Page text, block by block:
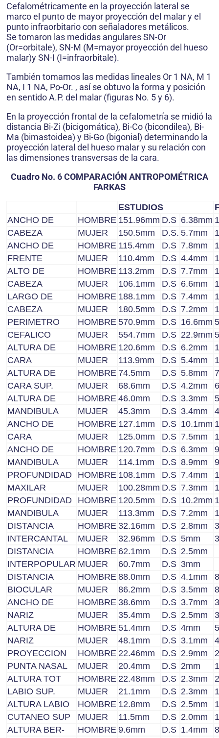
Cefalométricamente en la proyección lateral se
marco el punto de mayor proyección del malar y el
punto infraorbitario con señaladores metálicos.
Se tomaron las medidas angulares SN-Or
(Or=orbitale), SN-M (M=mayor proyección del hueso
malar)y SN-I (I=infraorbitale).
También tomamos las medidas lineales Or 1 NA, M 1
NA, I 1 NA, Po-Or. , así se obtuvo la forma y posición
en sentido A.P. del malar (figuras No. 5 y 6).
En la proyección frontal de la cefalometría se midió la
distancia Bi-Zi (bicigomática), Bi-Co (bicondilea), Bi-
Ma (bimastoidea) y Bi-Go (bigonial) determinando la
proyección lateral del hueso malar y su relación con
las dimensiones transversas de la cara.
Cuadro No. 6 COMPARACIÓN ANTROPOMÉTRICA
FARKAS
ESTUDIOS
ANCHO DE
HOMBRE 151.96mm D.S 6.38mm
CABEZA
MUJER 150.5mm D.S. 5.7mm
ANCHO DE
HOMBRE 115.4mm D.S 7.8mm
FRENTE
MUJER 110.4mm D.S 4.4mm
ALTO DE
HOMBRE 113.2mm D.S 7.7mm
CABEZA
MUJER 106.1mm D.S 6.6mm
LARGO DE
HOMBRE 188.1mm D.S 7.4mm
CABEZA
MUJER 180.5mm D.S 7.2mm
PERIMETRO
HOMBRE 570.9mm D.S 16.6mm
CEFALICO
MUJER 554.7mm D.S 22.9mm
ALTURA DE
HOMBRE 120.6mm D.S 6.2mm
CARA
MUJER 113.9mm D.S 5.4mm
ALTURA DE
HOMBRE 74.5mm D.S 5.8mm
CARA SUP.
MUJER 68.6mm D.S 4.2mm
ALTURA DE
HOMBRE 46.0mm D.S 3.3mm
MANDIBULA
MUJER 45.3mm D.S 3.4mm
ANCHO DE
HOMBRE 127.1mm D.S 10.1mm
CARA
MUJER 125.0mm D.S 7.5mm
ANCHO DE
HOMBRE 120.7mm D.S 6.3mm
MANDIBULA
MUJER 114.1mm D.S 8.9mm
PROFUNDIDAD
HOMBRE 108.1mm D.S 7.4mm
MAXILAR
MUJER 100.28mm D.S 7.3mm
PROFUNDIDAD
HOMBRE 120.5mm D.S 10.2mm
MANDIBULA
MUJER 113.3mm D.S 7.2mm
DISTANCIA
HOMBRE 32.16mm D.S 2.8mm
INTERCANTAL
MUJER 32.96mm D.S 5mm
DISTANCIA
HOMBRE 62.1mm D.S 2.5mm
INTERPOPULAR MUJER 60.7mm D.S 3mm
DISTANCIA
HOMBRE 88.0mm D.S 4.1mm
BIOCULAR
MUJER 86.2mm D.S 3.5mm
ANCHO DE
HOMBRE 38.6mm D.S 3.7mm
NARIZ
MUJER 35.4mm D.S 2.5mm
ALTURA DE
HOMBRE 51.4mm D.S 4mm
NARIZ
MUJER 48.1mm D.S 3.1mm
PROYECCION
HOMBRE 22.46mm D.S 2.9mm
PUNTA NASAL
MUJER 20.4mm D.S 2mm
ALTURA TOT
HOMBRE 22.48mm D.S 2.3mm
LABIO SUP.
MUJER 21.1mm D.S 2.3mm
ALTURA LABIO
HOMBRE 12.8mm D.S 2.5mm
CUTANEO SUP
MUJER 11.5mm D.S 2.0mm
ALTURA BER-
HOMBRE 9.6mm D.S 1.4mm